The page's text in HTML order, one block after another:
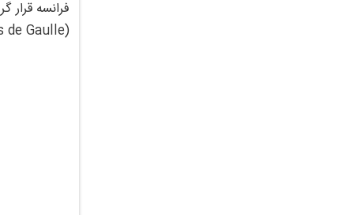
(Place Charles de Gaulle) متصل می‌کند و به عنوان یکی از مهم‌ترین